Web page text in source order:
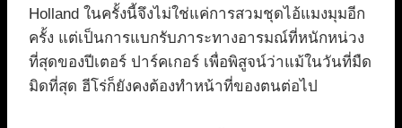
Holland ในครั้งนี้จึงไม่ใช่แค่การสวมชุดไอ้แมงมุมอีก
ครั้ง แต่เป็นการแบกรับภาระทางอารมณ์ที่หนักหน่วง
ที่สุดของปีเตอร์ ปาร์คเกอร์ เพื่อพิสูจน์ว่าแม้ในวันที่มืด
มิดที่สุด ฮีโร่ก็ยังคงต้องทำหน้าที่ของตนต่อไป